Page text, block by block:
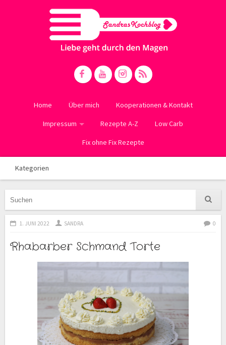
Home Über mich Kooperationen & Kontakt
Impressum Rezepte A-Z Low Carb
Fix ohne Fix Rezepte
Kategorien
1. JUNI 2022 SANDRA 0
Rhabarber Schmand Torte